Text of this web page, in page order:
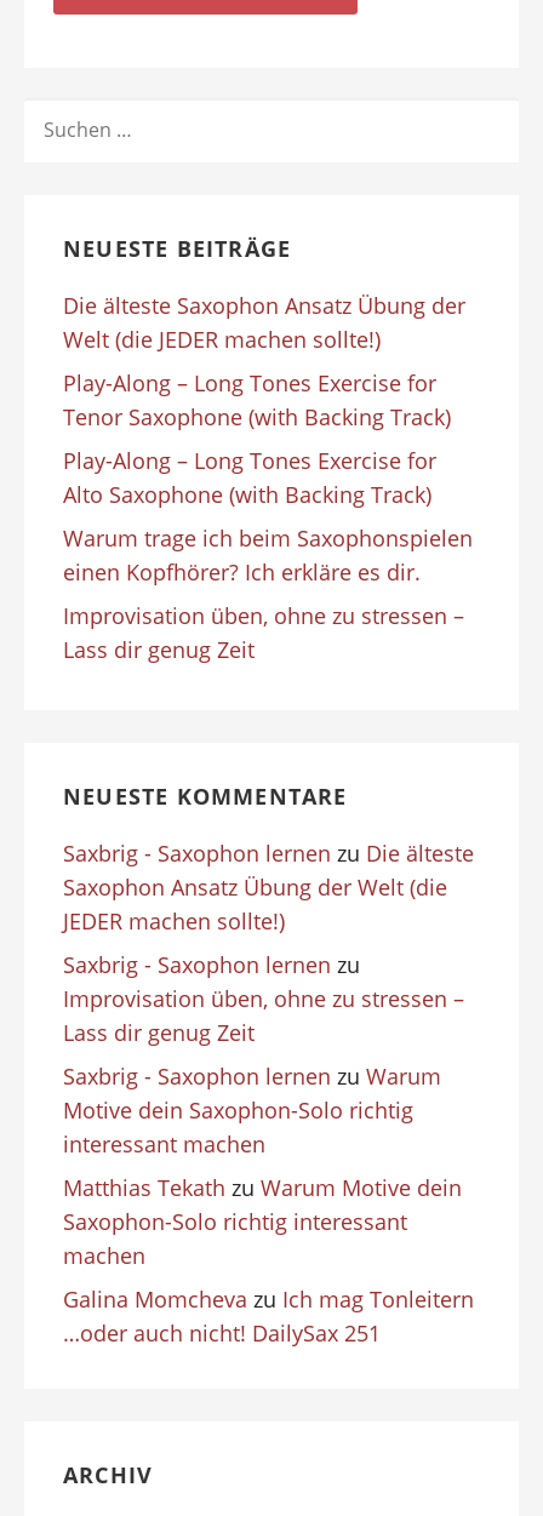
NACH:
NEUESTE BEITRÄGE
Die älteste Saxophon Ansatz Übung der
Welt (die JEDER machen sollte!)
Play-Along – Long Tones Exercise for
Tenor Saxophone (with Backing Track)
Play-Along – Long Tones Exercise for
Alto Saxophone (with Backing Track)
Warum trage ich beim Saxophonspielen
einen Kopfhörer? Ich erkläre es dir.
Improvisation üben, ohne zu stressen –
Lass dir genug Zeit
NEUESTE KOMMENTARE
Saxbrig - Saxophon lernen zu Die älteste
Saxophon Ansatz Übung der Welt (die
JEDER machen sollte!)
Saxbrig - Saxophon lernen zu
Improvisation üben, ohne zu stressen –
Lass dir genug Zeit
Saxbrig - Saxophon lernen zu Warum
Motive dein Saxophon-Solo richtig
interessant machen
Matthias Tekath zu Warum Motive dein
Saxophon-Solo richtig interessant
machen
Galina Momcheva zu Ich mag Tonleitern
…oder auch nicht! DailySax 251
ARCHIV